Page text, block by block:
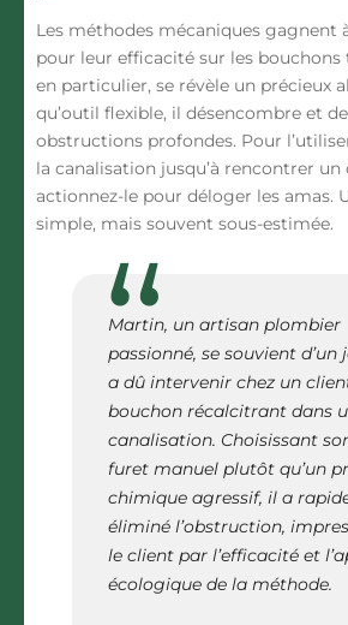
Les méthodes mécaniques gagnent
pour leur efficacité sur les bouchons
en particulier, se révèle un précieux
qu’outil flexible, il désencombre et
obstructions profondes. Pour
la canalisation jusqu’à rencontrer un
actionnez-le pour déloger les amas.
simple, mais souvent sous-estimée.
Martin, un artisan plombier
passionné, se souvient d’un
a dû intervenir chez un
bouchon récalcitrant dans
canalisation. Choisissant
furet manuel plutôt qu’un
chimique agressif, il a
éliminé l’obstruction,
le client par l’efficacité et
écologique de la méthode.